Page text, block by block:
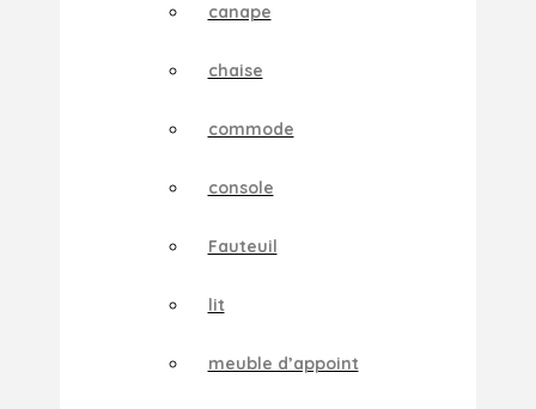
canape
chaise
commode
console
Fauteuil
lit
meuble d’appoint